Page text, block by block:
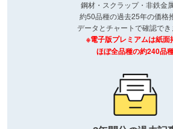
鋼材・スクラップ・非鉄金
約50品種の過去25年の価格
データとチャートで確認でき
※電子版プレミアムは紙面
ほぼ全品種の約240品